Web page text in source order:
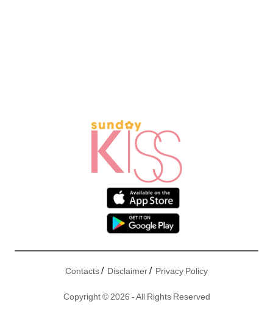
Contacts/ Disclaimer/ Privacy Policy
Copyright © 2026 - All Rights Reserved